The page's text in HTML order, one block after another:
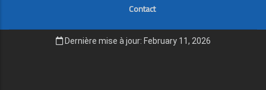
Contact
Dernière mise à jour: February 11, 2026